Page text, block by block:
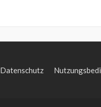
Datenschutz